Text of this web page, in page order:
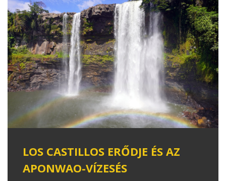
LOS CASTILLOS ERŐDJE ÉS AZ
APONWAO-VÍZESÉS